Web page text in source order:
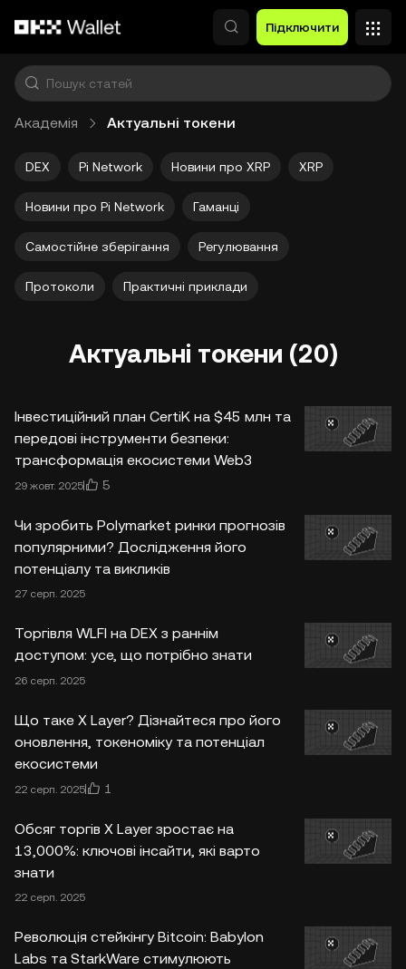
Підключити
Академія Актуальні токени
DEX Pi Network Новини про XRP XRP
Новини про Pi Network Гаманці
Самостійне зберігання Регулювання
Протоколи Практичні приклади
Актуальні токени (20)
Інвестиційний план CertiK на $45 млн та
передові інструменти безпеки:
трансформація екосистеми Web3
29 жовт. 2025 5
Чи зробить Polymarket ринки прогнозів
популярними? Дослідження його
потенціалу та викликів
27 серп. 2025
Торгівля WLFI на DEX з раннім
доступом: усе, що потрібно знати
26 серп. 2025
Що таке X Layer? Дізнайтеся про його
оновлення, токеноміку та потенціал
екосистеми
22 серп. 2025 1
Обсяг торгів X Layer зростає на
13,000%: ключові інсайти, які варто
знати
22 серп. 2025
Революція стейкінгу Bitcoin: Babylon
Labs та StarkWare стимулюють